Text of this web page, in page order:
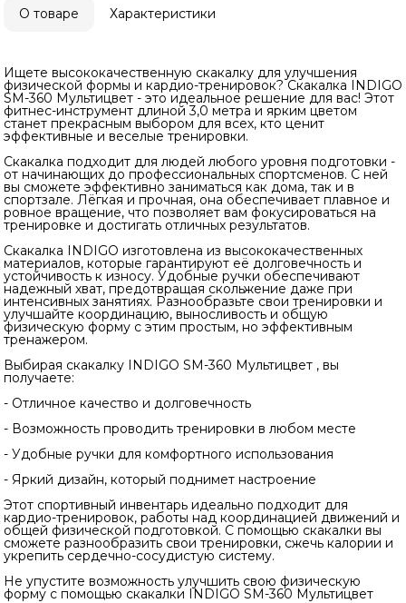
О товаре Характеристики
Ищете высококачественную скакалку для улучшения
физической формы и кардио-тренировок? Скакалка INDIGO
SM-360 Мультицвет - это идеальное решение для вас! Этот
фитнес-инструмент длиной 3,0 метра и ярким цветом
станет прекрасным выбором для всех, кто ценит
эффективные и веселые тренировки.
Скакалка подходит для людей любого уровня подготовки -
от начинающих до профессиональных спортсменов. С ней
вы сможете эффективно заниматься как дома, так и в
спортзале. Лёгкая и прочная, она обеспечивает плавное и
ровное вращение, что позволяет вам фокусироваться на
тренировке и достигать отличных результатов.
Скакалка INDIGO изготовлена из высококачественных
материалов, которые гарантируют её долговечность и
устойчивость к износу. Удобные ручки обеспечивают
надежный хват, предотвращая скольжение даже при
интенсивных занятиях. Разнообразьте свои тренировки и
улучшайте координацию, выносливость и общую
физическую форму с этим простым, но эффективным
тренажером.
Выбирая скакалку INDIGO SM-360 Мультицвет , вы
получаете:
- Отличное качество и долговечность
- Возможность проводить тренировки в любом месте
- Удобные ручки для комфортного использования
- Яркий дизайн, который поднимет настроение
Этот спортивный инвентарь идеально подходит для
кардио-тренировок, работы над координацией движений и
общей физической подготовкой. С помощью скакалки вы
сможете разнообразить свои тренировки, сжечь калории и
укрепить сердечно-сосудистую систему.
Не упустите возможность улучшить свою физическую
форму с помощью скакалки INDIGO SM-360 Мультицвет